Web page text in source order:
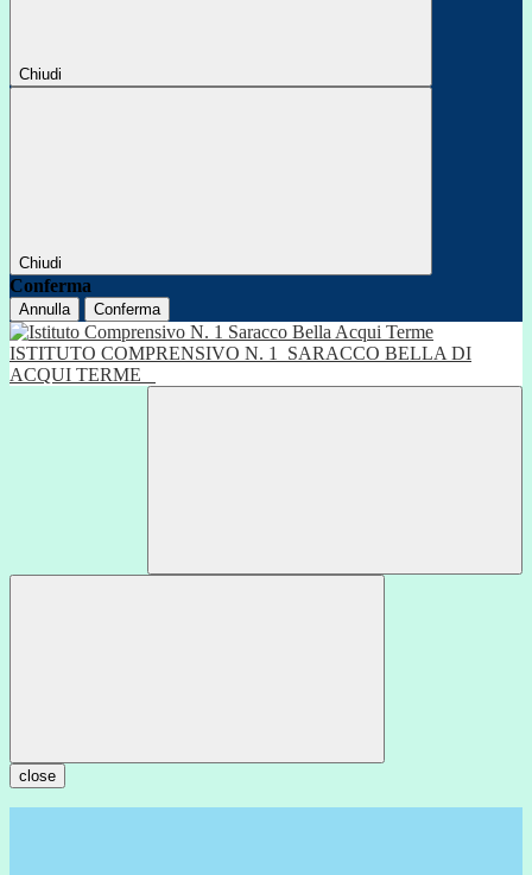
Chiudi
Chiudi
Conferma
Annulla Conferma
ISTITUTO COMPRENSIVO N. 1
SARACCO BELLA DI
ACQUI TERME
close